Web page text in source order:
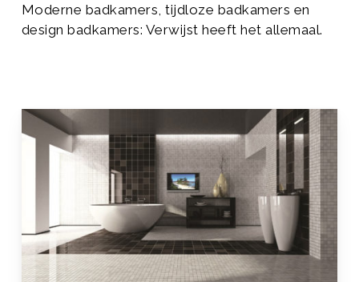
Moderne badkamers, tijdloze badkamers en
design badkamers: Verwijst heeft het allemaal.